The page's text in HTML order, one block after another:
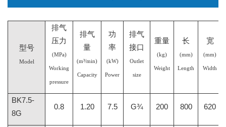
型号
Model
排气
压力
(MPa)
Working
pressure
排气
量
(m³/min)
Capacity
功
率
(kW)
Power
排气
接口
Outlet
size
重量
(kg)
Weight
长
(mm)
Length
宽
(mm)
Width
BK7.5-
8G
0.8 1.20 7.5 G¾ 200 800 620